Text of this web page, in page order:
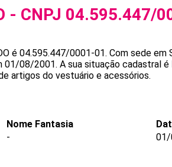
- CNPJ 04.595.447/
é 04.595.447/0001-01. Com sede em
01/08/2001. A sua situação cadastral é
artigos do vestuário e acessórios.
Nome Fantasia
-
01/